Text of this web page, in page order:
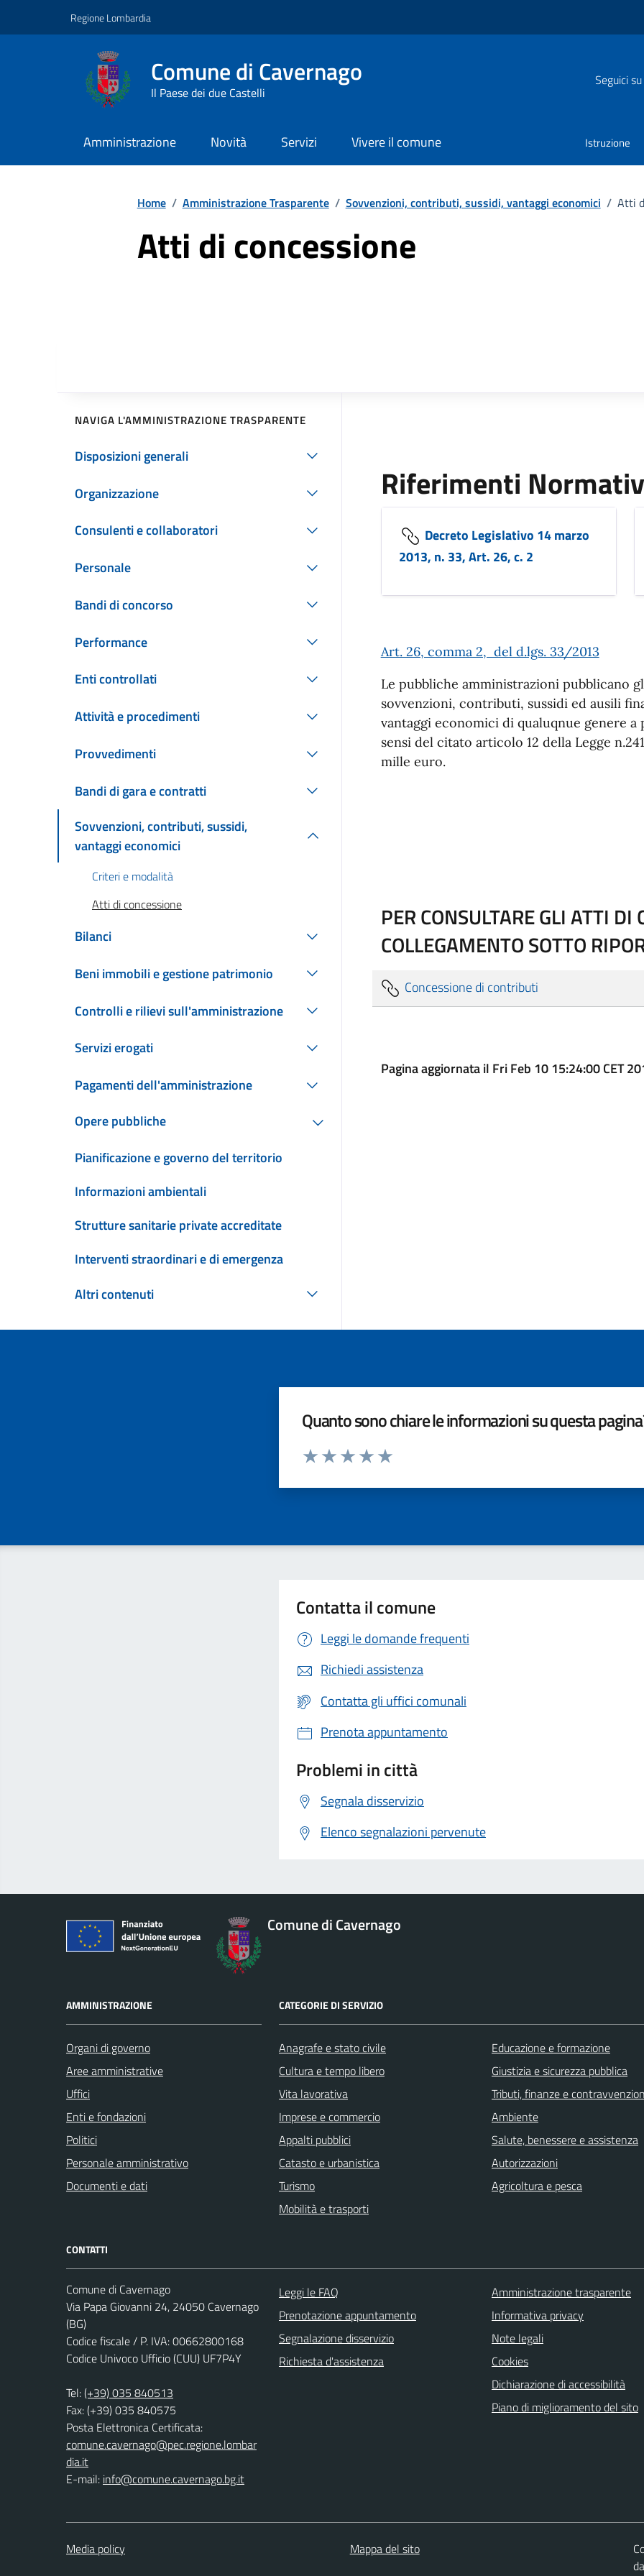
Regione Lombardia
Comune di Cavernago
Il Paese dei due Castelli
Seguici su
Amministrazione Novità Servizi Vivere il comune Istruzione
Home / Amministrazione Trasparente / Sovvenzioni, contributi, sussidi, vantaggi economici / Atti
Atti di concessione
NAVIGA L'AMMINISTRAZIONE TRASPARENTE
Disposizioni generali
Organizzazione
Consulenti e collaboratori
Personale
Bandi di concorso
Performance
Enti controllati
Attività e procedimenti
Provvedimenti
Bandi di gara e contratti
Sovvenzioni, contributi, sussidi,
vantaggi economici
Criteri e modalità
Atti di concessione
Bilanci
Beni immobili e gestione patrimonio
Controlli e rilievi sull'amministrazione
Servizi erogati
Pagamenti dell'amministrazione
Opere pubbliche
Pianificazione e governo del territorio
Informazioni ambientali
Strutture sanitarie private accreditate
Interventi straordinari e di emergenza
Altri contenuti
Riferimenti
Decreto Legislativo 14 marzo
2013, n. 33, Art. 26, c. 2
Art. 26, comma 2, del d.lgs. 33/2013
Le pubbliche amministrazioni pubblicano
sovvenzioni, contributi, sussidi ed ausili
vantaggi economici di qualuqnue genere
sensi del citato articolo 12 della Legge
mille euro.
PER CONSULTARE GLI ATTI DI
COLLEGAMENTO SOTTO
Concessione di contributi
Pagina aggiornata il Fri Feb 10 15:24:00 CET
Quanto sono chiare le informazioni su questa
Valuta da 1 a 5 stelle la pagina
Contatta il comune
Leggi le domande frequenti
Richiedi assistenza
Contatta gli uffici comunali
Prenota appuntamento
Problemi in città
Segnala disservizio
Elenco segnalazioni pervenute
Comune di Cavernago
AMMINISTRAZIONE
Organi di governo
Aree amministrative
Uffici
Enti e fondazioni
Politici
Personale amministrativo
Documenti e dati
CATEGORIE DI SERVIZIO
Anagrafe e stato civile
Cultura e tempo libero
Vita lavorativa
Imprese e commercio
Appalti pubblici
Catasto e urbanistica
Turismo
Mobilità e trasporti
Educazione e formazione
Giustizia e sicurezza pubblica
Tributi, finanze e
Ambiente
Salute, benessere e assistenza
Autorizzazioni
Agricoltura e pesca
CONTATTI
Comune di Cavernago
Via Papa Giovanni 24, 24050 Cavernago
(BG)
Codice fiscale / P. IVA: 00662800168
Codice Univoco Ufficio (CUU) UF7P4Y
Tel:(+39) 035 840513
Fax: (+39) 035 840575
Posta Elettronica Certificata:
comune.cavernago@pec.regione.lombar
dia.it
E-mail: info@comune.cavernago.bg.it
Leggi le FAQ
Prenotazione appuntamento
Segnalazione disservizio
Richiesta d'assistenza
Amministrazione trasparente
Informativa privacy
Note legali
Cookies
Dichiarazione di accessibilità
Piano di miglioramento del sito
Media policy Mappa del sito